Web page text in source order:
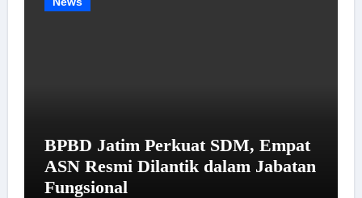
BPBD Jatim Perkuat SDM, Empat
ASN Resmi Dilantik dalam Jabatan
Fungsional